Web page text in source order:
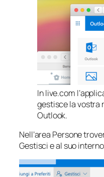
In live.com
gestisce la vostra
Outlook.
Nell’area Persone
Gestisci e al suo